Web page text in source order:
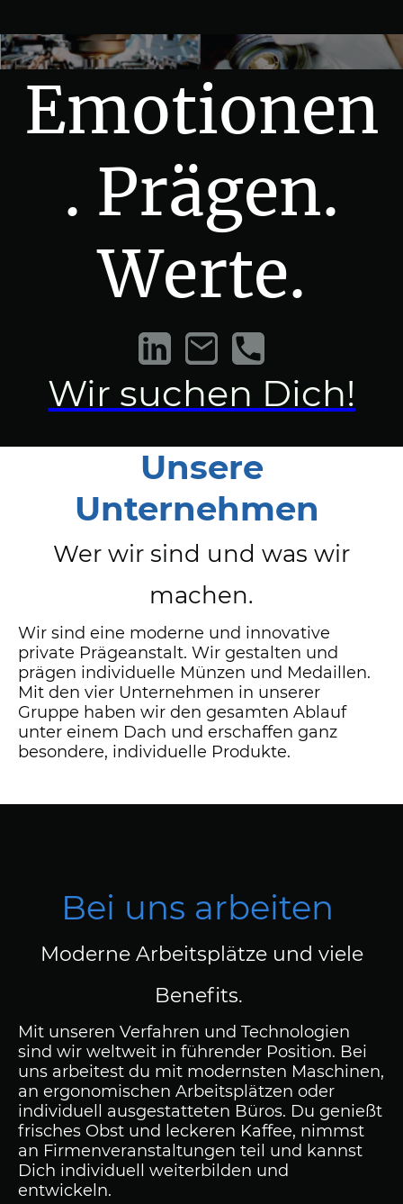
Emotionen
. Prägen.
Werte.
Wir suchen Dich!
Unsere
Unternehmen
Wer wir sind und was wir
machen.
Wir sind eine moderne und innovative
private Prägeanstalt. Wir gestalten und
prägen individuelle Münzen und Medaillen.
Mit den vier Unternehmen in unserer
Gruppe haben wir den gesamten Ablauf
unter einem Dach und erschaffen ganz
besondere, individuelle Produkte.
Bei uns arbeiten
Moderne Arbeitsplätze und viele
Benefits.
Mit unseren Verfahren und Technologien
sind wir weltweit in führender Position. Bei
uns arbeitest du mit modernsten Maschinen,
an ergonomischen Arbeitsplätzen oder
individuell ausgestatteten Büros. Du genießt
frisches Obst und leckeren Kaffee, nimmst
an Firmenveranstaltungen teil und kannst
Dich individuell weiterbilden und
entwickeln.